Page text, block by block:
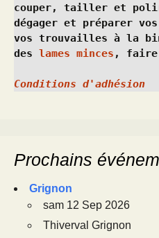
couper, tailler et polir
dégager et préparer
vos trouvailles à la
des lames minces , faire
Conditions d'adhésion
Prochains
Grignon
sam 12 Sep 2026
Thiverval Grignon